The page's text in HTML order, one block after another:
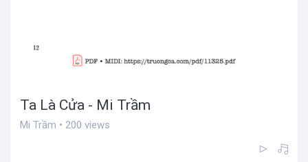
Ta Là Cửa - Mi Trầm
Mi Trầm • 200 views